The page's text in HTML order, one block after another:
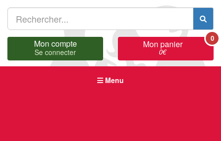
Mon compte
Se connecter
Mon panier
0€
0
Menu